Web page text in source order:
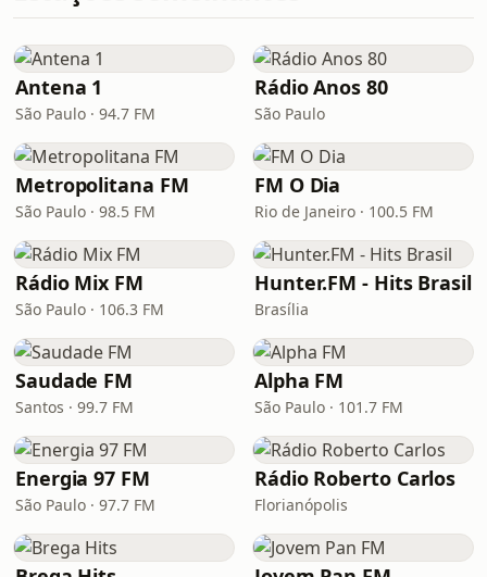
Antena 1
São Paulo · 94.7 FM
Rádio Anos 80
São Paulo
Metropolitana FM
São Paulo · 98.5 FM
FM O Dia
Rio de Janeiro · 100.5 FM
Rádio Mix FM
São Paulo · 106.3 FM
Hunter.FM - Hits Brasil
Brasília
Saudade FM
Santos · 99.7 FM
Alpha FM
São Paulo · 101.7 FM
Energia 97 FM
São Paulo · 97.7 FM
Rádio Roberto Carlos
Florianópolis